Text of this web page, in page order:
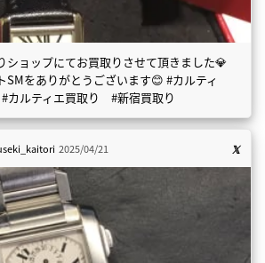
ョップにてお買取りさせて頂きました💎
をありがとうございます😊 #カルティ
ルティエ買取り #新宿買取り
2025/04/21